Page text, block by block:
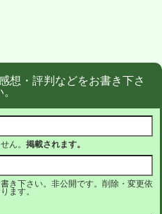
想・評判などをお書き下さ
ん。 掲載されます。
き下さい。非公開です。削除・変更依
ます。